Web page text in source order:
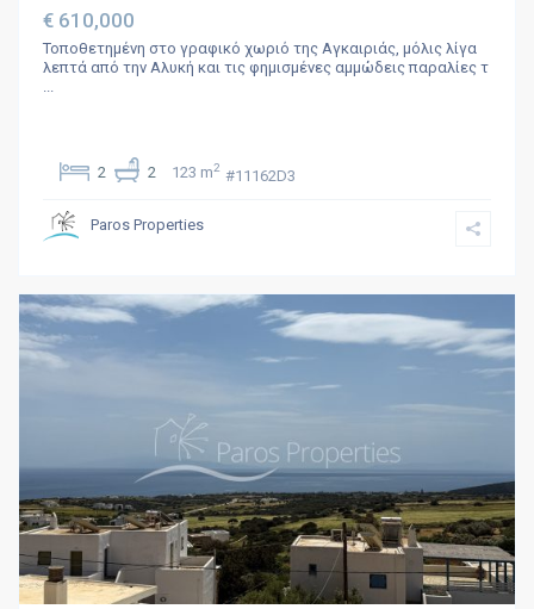
€ 610,000
Τοποθετημένη στο γραφικό χωριό της Αγκαιριάς, μόλις λίγα
λεπτά από την Αλυκή και τις φημισμένες αμμώδεις παραλίες τ
2 2 123 m2 #11162D3
Paros Properties